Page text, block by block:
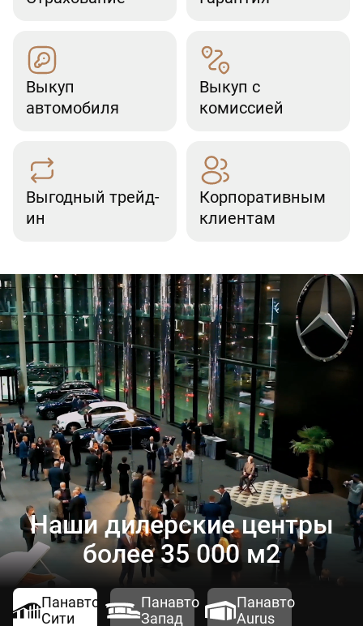
Выкуп
автомобиля
Выкуп с
комиссией
Выгодный трейд-
ин
Корпоративным
клиентам
Наши дилерские центры
более 35 000 м2
Панавто
Сити
Панавто
Запад
Панавто
Aurus